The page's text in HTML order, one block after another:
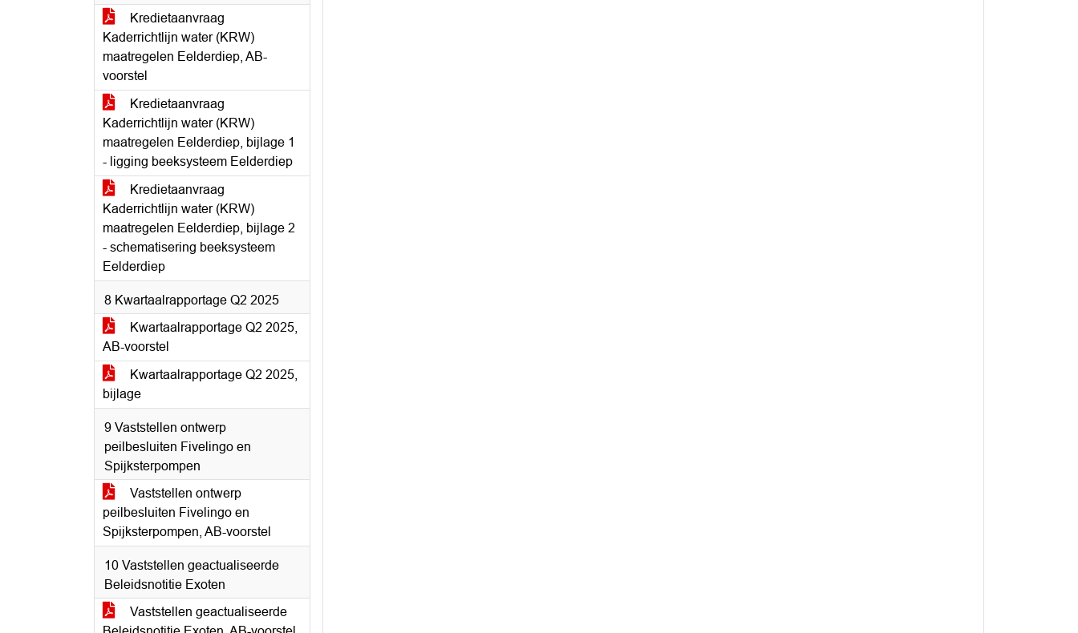
Kredietaanvraag
Kaderrichtlijn water (KRW)
maatregelen Eelderdiep, AB-
voorstel
Kredietaanvraag
Kaderrichtlijn water (KRW)
maatregelen Eelderdiep, bijlage 1
- ligging beeksysteem Eelderdiep
Kredietaanvraag
Kaderrichtlijn water (KRW)
maatregelen Eelderdiep, bijlage 2
- schematisering beeksysteem
Eelderdiep
8 Kwartaalrapportage Q2 2025
Kwartaalrapportage Q2 2025,
AB-voorstel
Kwartaalrapportage Q2 2025,
bijlage
9 Vaststellen ontwerp
peilbesluiten Fivelingo en
Spijksterpompen
Vaststellen ontwerp
peilbesluiten Fivelingo en
Spijksterpompen, AB-voorstel
10 Vaststellen geactualiseerde
Beleidsnotitie Exoten
Vaststellen geactualiseerde